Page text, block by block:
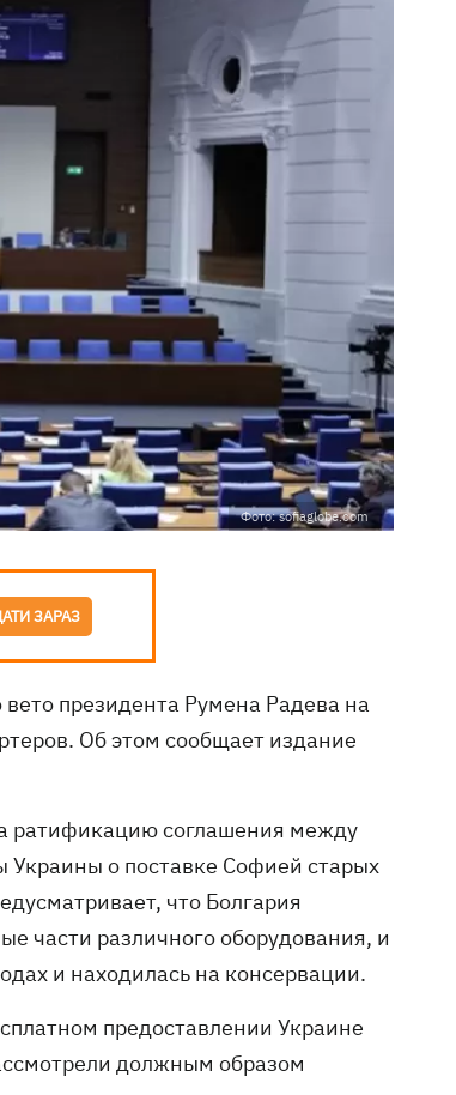
Фото: sofiaglobe.com
ЗАРАЗ
президента Румена Радева на
Об этом сообщает издание
ратификацию соглашения между
о поставке Софией старых
что Болгария
части различного оборудования, и
и находилась на консервации.
предоставлении Украине
должным образом